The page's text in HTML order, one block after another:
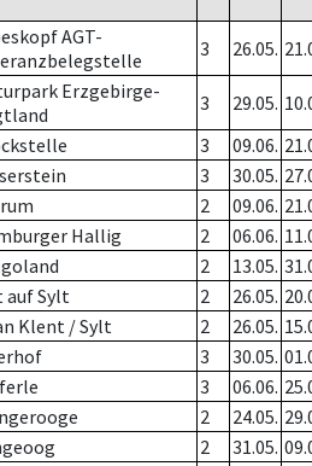
AGT-
3 26.05.
Erzgebirge-
3 29.05.
3 09.06.
3 30.05.
2 09.06.
Hallig 2 06.06.
2 13.05.
auf Sylt 2 26.05.
Klent / Sylt 2 26.05.
3 30.05.
3 06.06.
2 24.05.
2 31.05.